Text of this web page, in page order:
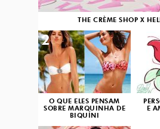
THE CRÈME SHOP X
O QUE ELES PENSAM
SOBRE MARQUINHA DE
BIQUÍNI
2
E
3